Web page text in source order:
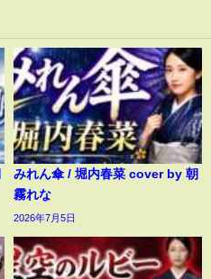
みれん傘 / 堀内春菜 cover by 朝
霧れな
2026年7月5日